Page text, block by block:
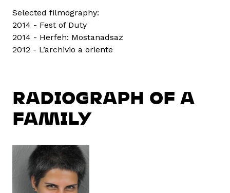
Selected filmography:
2014 - Fest of Duty
2014 - Herfeh: Mostanadsaz
2012 - L’archivio a oriente
RADIOGRAPH OF A
FAMILY